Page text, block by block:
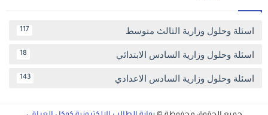
اسئلة وحلول وزارية الثالث متوسط 117
اسئلة وحلول وزارية السادس الابتدائي 18
اسئلة وحلول وزارية السادس الاعدادي 143